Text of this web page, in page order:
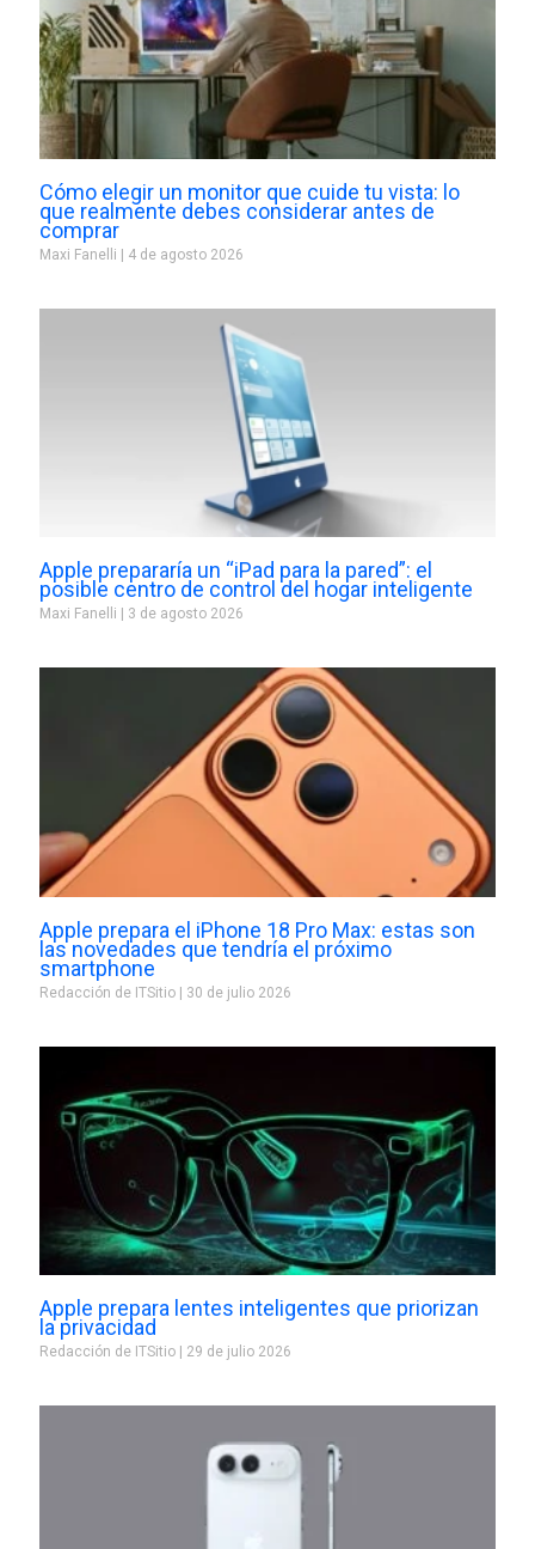
Cómo elegir un monitor que cuide tu vista: lo
que realmente debes considerar antes de
comprar
Maxi Fanelli 4 de agosto 2026
Apple prepararía un “iPad para la pared”: el
posible centro de control del hogar inteligente
Maxi Fanelli 3 de agosto 2026
Apple prepara el iPhone 18 Pro Max: estas son
las novedades que tendría el próximo
smartphone
Redacción de ITSitio 30 de julio 2026
Apple prepara lentes inteligentes que priorizan
la privacidad
Redacción de ITSitio 29 de julio 2026